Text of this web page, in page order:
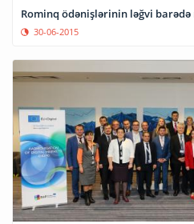
Rominq ödənişlərinin ləğvi barədə
30-06-2015